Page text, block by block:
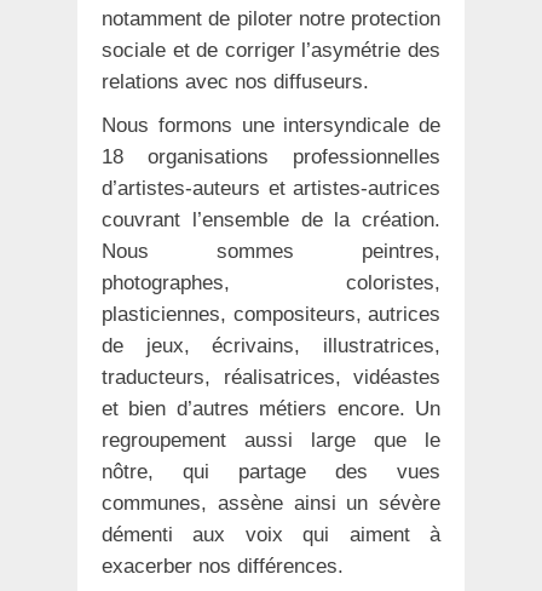
notamment de piloter notre protection
sociale et de corriger l’asymétrie des
relations avec nos diffuseurs.
Nous formons une intersyndicale de
18 organisations professionnelles
d’artistes-auteurs et artistes-autrices
couvrant l’ensemble de la création.
Nous sommes peintres,
photographes, coloristes,
plasticiennes, compositeurs, autrices
de jeux, écrivains, illustratrices,
traducteurs, réalisatrices, vidéastes
et bien d’autres métiers encore. Un
regroupement aussi large que le
nôtre, qui partage des vues
communes, assène ainsi un sévère
démenti aux voix qui aiment à
exacerber nos différences.